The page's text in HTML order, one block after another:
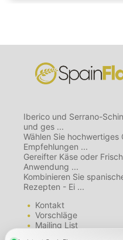
Iberico und Serrano-
und ges ...
Wählen Sie
Empfehlungen ...
Gereifter Käse oder
Anwendung ...
Kombinieren Sie
Rezepten - Ei ...
Kontakt
Vorschläge
Mailing List